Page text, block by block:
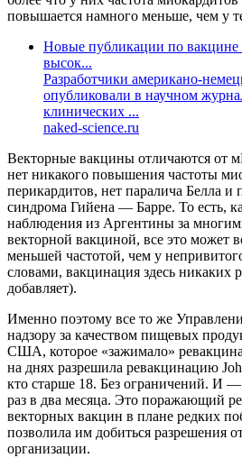
повышается намного меньше, чем у
Новые публикации по вакцине
высок...
Разработчики американо-
опубликовали в научном
клинических ...
naked-science.ru
Векторные вакцины отличаются от
нет никакого повышения частоты
перикардитов, нет паралича Белла
синдрома Гийена — Барре. То есть,
наблюдения из Аргентины за
векторной вакциной, все это может
меньшей частотой, чем у
словами, вакцинация здесь никаких
добавляет).
Именно поэтому все то же
надзору за качеством пищевых
США, которое «зажимало»
на днях разрешила ревакцинацию
кто старше 18. Без ограничений. И
раз в два месяца. Это поражающий
векторных вакцин в плане редких
позволила им добиться разрешения
организации.